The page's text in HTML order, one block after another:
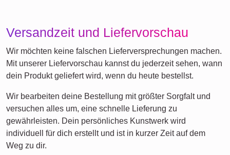
Versandzeit und Liefervorschau
Wir möchten keine falschen Lieferversprechungen machen.
Mit unserer Liefervorschau kannst du jederzeit sehen, wann
dein Produkt geliefert wird, wenn du heute bestellst.
Wir bearbeiten deine Bestellung mit größter Sorgfalt und
versuchen alles um, eine schnelle Lieferung zu
gewährleisten. Dein persönliches Kunstwerk wird
individuell für dich erstellt und ist in kurzer Zeit auf dem
Weg zu dir.